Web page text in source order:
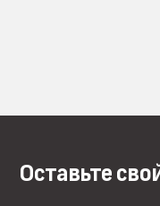
Оставьте